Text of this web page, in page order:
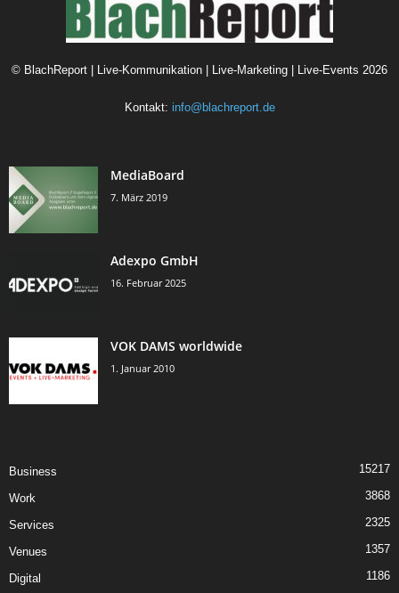
© BlachReport | Live-Kommunikation | Live-Marketing | Live-Events 2026
Kontakt: info@blachreport.de
MediaBoard
7. März 2019
Adexpo GmbH
16. Februar 2025
VOK DAMS worldwide
1. Januar 2010
Business 15217
Work 3868
Services 2325
Venues 1357
Digital 1186